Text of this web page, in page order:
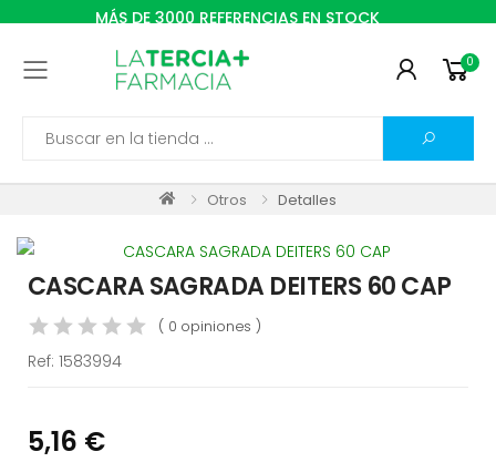
MÁS DE 3000 REFERENCIAS EN STOCK
Toggle mobile menu 0
Search
Otros Detalles
CASCARA SAGRADA DEITERS 60 CAP
( 0 opiniones )
Ref: 1583994
5,16 €